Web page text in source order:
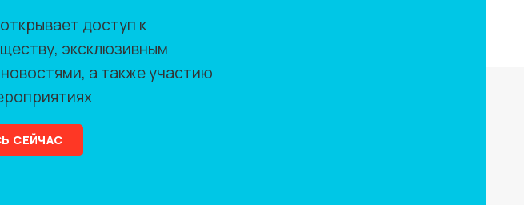
доступ к
эксклюзивным
а также участию
СЕЙЧАС